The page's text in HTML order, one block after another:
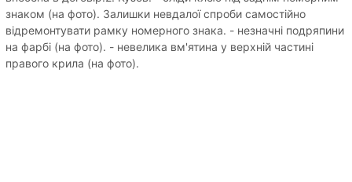
знаком (на фото). Залишки невдалої спроби самостійно
відремонтувати рамку номерного знака. - незначні подряпини
на фарбі (на фото). - невелика вм'ятина у верхній частині
правого крила (на фото).